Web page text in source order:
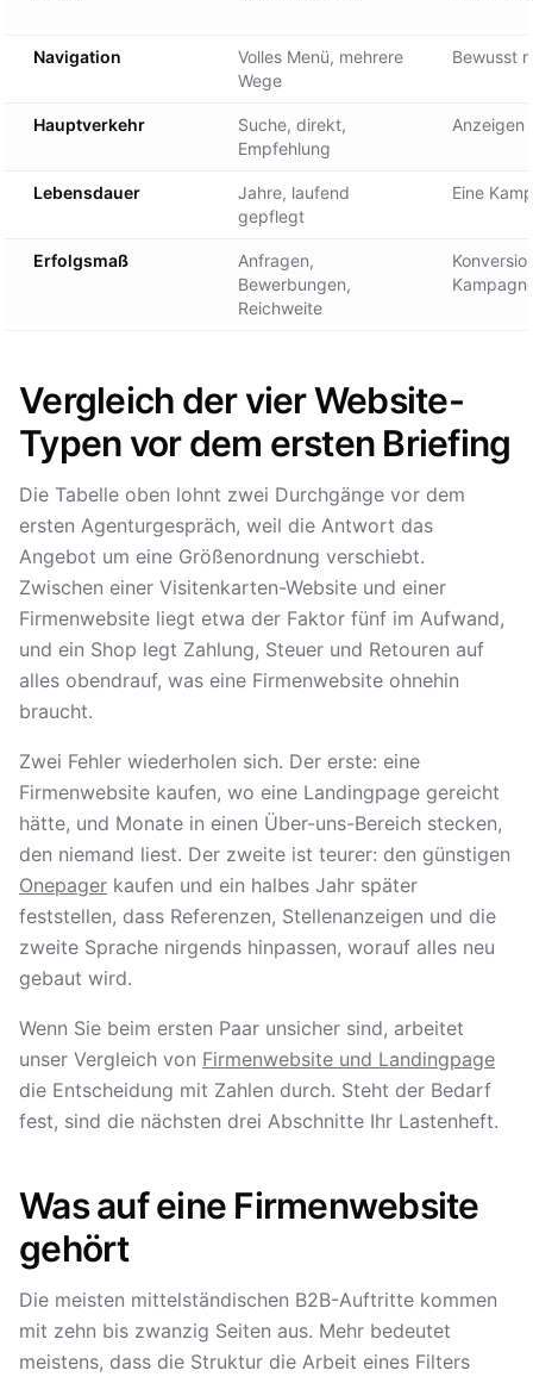
Navigation
Volles Menü, mehrere
Wege
Bewusst
Hauptverkehr
Suche, direkt,
Empfehlung
Anzeigen
Lebensdauer
Jahre, laufend
gepflegt
Eine
Erfolgsmaß
Anfragen,
Bewerbungen,
Reichweite
Vergleich der vier Website-
Typen vor dem ersten Briefing
Die Tabelle oben lohnt zwei Durchgänge vor dem
ersten Agenturgespräch, weil die Antwort das
Angebot um eine Größenordnung verschiebt.
Zwischen einer Visitenkarten-Website und einer
Firmenwebsite liegt etwa der Faktor fünf im Aufwand,
und ein Shop legt Zahlung, Steuer und Retouren auf
alles obendrauf, was eine Firmenwebsite ohnehin
braucht.
Zwei Fehler wiederholen sich. Der erste: eine
Firmenwebsite kaufen, wo eine Landingpage gereicht
hätte, und Monate in einen Über-uns-Bereich stecken,
den niemand liest. Der zweite ist teurer: den günstigen
Onepager kaufen und ein halbes Jahr später
feststellen, dass Referenzen, Stellenanzeigen und die
zweite Sprache nirgends hinpassen, worauf alles neu
gebaut wird.
Wenn Sie beim ersten Paar unsicher sind, arbeitet
unser Vergleich von Firmenwebsite und Landingpage
die Entscheidung mit Zahlen durch. Steht der Bedarf
fest, sind die nächsten drei Abschnitte Ihr Lastenheft.
Was auf eine Firmenwebsite
gehört
Die meisten mittelständischen B2B-Auftritte kommen
mit zehn bis zwanzig Seiten aus. Mehr bedeutet
meistens, dass die Struktur die Arbeit eines Filters